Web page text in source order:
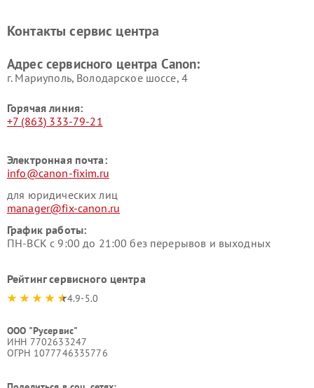
Контакты сервис центра
Адрес сервисного центра Canon:
г. Мариуполь, Володарское шоссе, 4
Горячая линия:
+7 (863) 333-79-21
Электронная почта:
info@canon-fixim.ru
для юридических лиц
manager@fix-canon.ru
График работы:
ПН-ВСК с 9:00 до 21:00 без перерывов и выходных
Рейтинг сервисного центра
4.9-5.0
ООО "Русервис"
ИНН 7702633247
ОГРН 1077746335776